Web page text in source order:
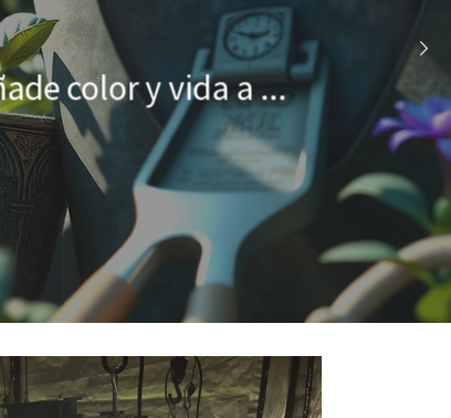
entorno adecuado